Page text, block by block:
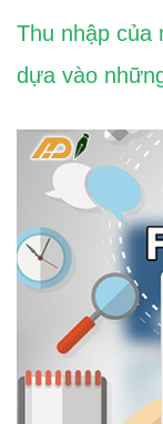
Thu nhập của
dựa vào